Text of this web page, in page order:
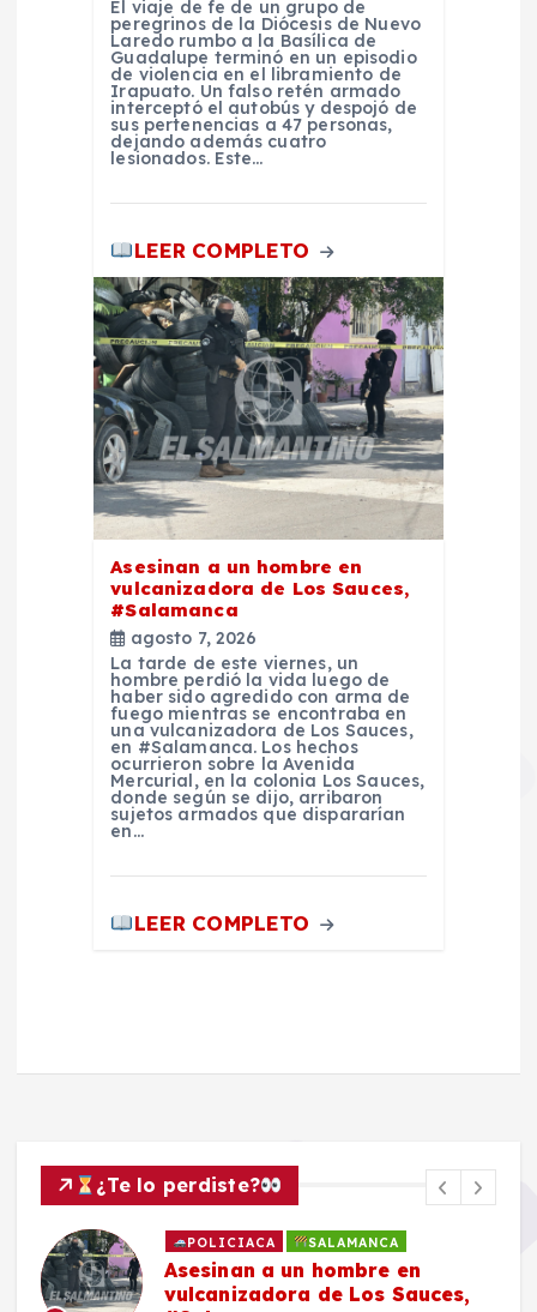
El viaje de fe de un grupo de
peregrinos de la Diócesis de Nuevo
Laredo rumbo a la Basílica de
Guadalupe terminó en un episodio
de violencia en el libramiento de
Irapuato. Un falso retén armado
interceptó el autobús y despojó de
sus pertenencias a 47 personas,
dejando además cuatro
lesionados. Este…
LEER COMPLETO
Asesinan a un hombre en
vulcanizadora de Los Sauces,
#Salamanca
agosto 7, 2026
La tarde de este viernes, un
hombre perdió la vida luego de
haber sido agredido con arma de
fuego mientras se encontraba en
una vulcanizadora de Los Sauces,
en #Salamanca. Los hechos
ocurrieron sobre la Avenida
Mercurial, en la colonia Los Sauces,
donde según se dijo, arribaron
sujetos armados que dispararían
en…
LEER COMPLETO
¿Te lo perdiste?
POLICIACA SALAMANCA
Asesinan a un hombre en
vulcanizadora de Los Sauces,